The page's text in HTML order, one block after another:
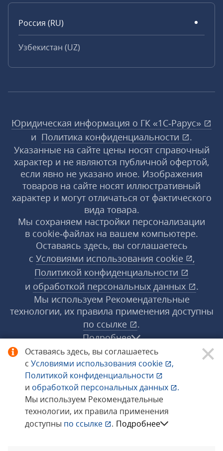
Оставаясь здесь, вы соглашаетесь
с Условиями использования cookie
,
Политикой конфиденциальности
и обработкой персональных данных
.
Мы используем Рекомендательные
технологии, их правила применения
доступны по ссылке . Подробнее
Россия (RU)
Узбекистан (UZ)
Юридическая информация о ГК «1С‑Рарус»
и Политика конфиденциальности
.
Указанные на сайте цены носят справочный
характер и не являются публичной офертой,
если явно не указано иное. Изображения
товаров на сайте носят иллюстративный
характер и могут отличаться от фактического
вида товара.
Мы сохраняем настройки персонализации
в cookie‑файлах на вашем компьютере.
Оставаясь здесь, вы соглашаетесь
с Условиями использования cookie
,
Политикой конфиденциальности
и обработкой персональных данных
.
Мы используем Рекомендательные
технологии, их правила применения доступны
по ссылке
.
Подробнее
© 1998−2026 «1С‑Рарус» ®. Все права
защищены.
Сообщить об ошибке